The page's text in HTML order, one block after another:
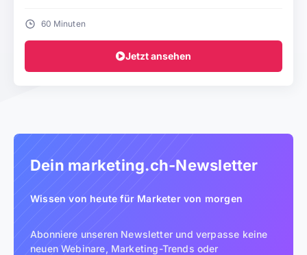
60 Minuten
Jetzt ansehen
Dein marketing.ch-Newsletter
Wissen von heute für Marketer von morgen
Abonniere unseren Newsletter und verpasse keine
neuen Webinare, Marketing-Trends oder